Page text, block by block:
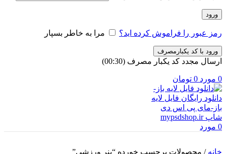
ورود
رمز عبور را فراموش کرده اید؟ مرا به خاطر بسپار
ورود با کد یکبارمصرف
ارسال مجدد کد یکبار مصرف (00:
30
)
0 مورد 0 تومان
0 مورد
خانه/ محصولات برچسب خورده “بنر ورزشی”